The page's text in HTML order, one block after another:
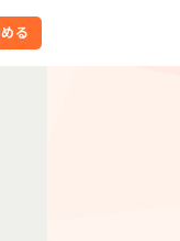
る